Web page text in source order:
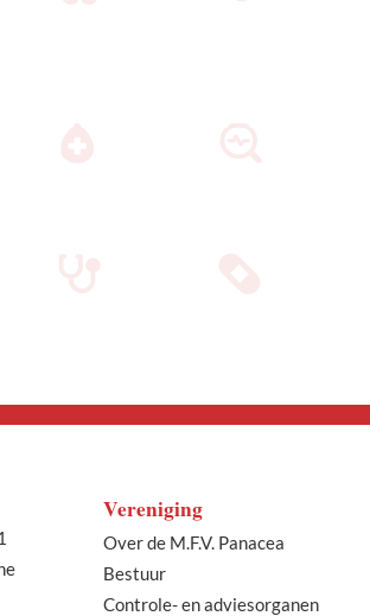
Vereniging
Over de M.F.V. Panacea
Bestuur
Controle- en adviesorganen